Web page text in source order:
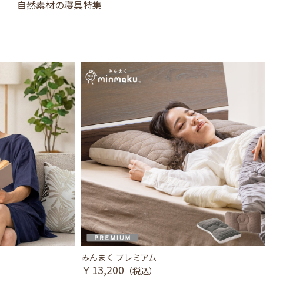
自然素材の寝具特集
みんまく プレミアム
￥13,200 （税込）